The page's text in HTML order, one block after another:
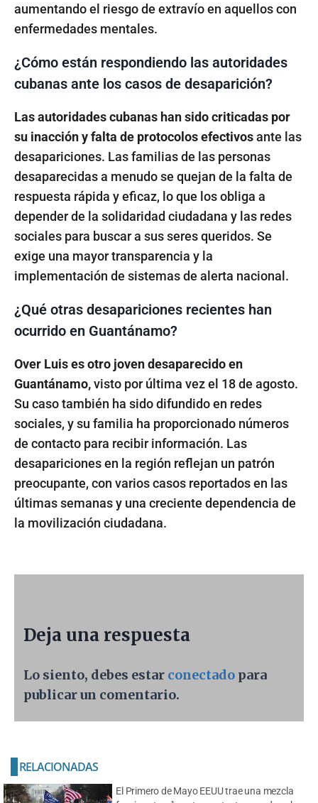
aumentando el riesgo de extravío en aquellos con
enfermedades mentales.
¿Cómo están respondiendo las autoridades
cubanas ante los casos de desaparición?
Las autoridades cubanas han sido criticadas por
su inacción y falta de protocolos efectivosante las
desapariciones. Las familias de las personas
desaparecidas a menudo se quejan de la falta de
respuesta rápida y eficaz, lo que los obliga a
depender de la solidaridad ciudadana y las redes
sociales para buscar a sus seres queridos. Se
exige una mayor transparencia y la
implementación de sistemas de alerta nacional.
¿Qué otras desapariciones recientes han
ocurrido en Guantánamo?
Over Luis es otro joven desaparecido en
Guantánamo,visto por última vez el 18 de agosto.
Su caso también ha sido difundido en redes
sociales, y su familia ha proporcionado números
de contacto para recibir información. Las
desapariciones en la región reflejan un patrón
preocupante, con varios casos reportados en las
últimas semanas y una creciente dependencia de
la movilización ciudadana.
Deja una respuesta
Lo siento, debes estar conectado para
publicar un comentario.
El Primero de Mayo EEUU trae una mezcla
RELACIONADAS